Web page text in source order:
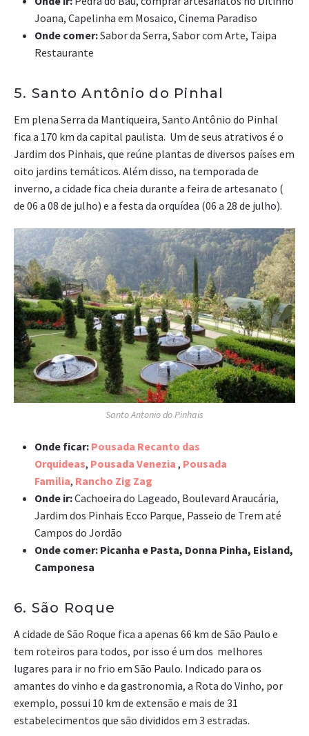
Joana, Capelinha em Mosaico, Cinema Paradiso
Onde comer:Sabor da Serra, Sabor com Arte, Taipa
Restaurante
5. Santo Antônio do Pinhal
Em plena Serra da Mantiqueira, Santo Antônio do Pinhal
fica a 170 km da capital paulista. Um de seus atrativos é o
Jardim dos Pinhais, que reúne plantas de diversos países em
oito jardins temáticos. Além disso, na temporada de
inverno, a cidade fica cheia durante a feira de artesanato (
de 06 a 08 de julho) e a festa da orquídea (06 a 28 de julho).
Santo Antonio do Pinhais
Onde ficar: Pousada Recanto das
Orquideas, Pousada Venezia , Pousada
Familia, Rancho Zig Zag
Onde ir:Cachoeira do Lageado, Boulevard Araucária,
Jardim dos Pinhais Ecco Parque, Passeio de Trem até
Campos do Jordão
Onde comer: Picanha e Pasta, Donna Pinha, Eisland,
Camponesa
6. São Roque
A cidade de São Roque fica a apenas 66 km de São Paulo e
tem roteiros para todos, por isso é um dos melhores
lugares para ir no frio em São Paulo. Indicado para os
amantes do vinho e da gastronomia, a Rota do Vinho, por
exemplo, possui 10 km de extensão e mais de 31
estabelecimentos que são divididos em 3 estradas.